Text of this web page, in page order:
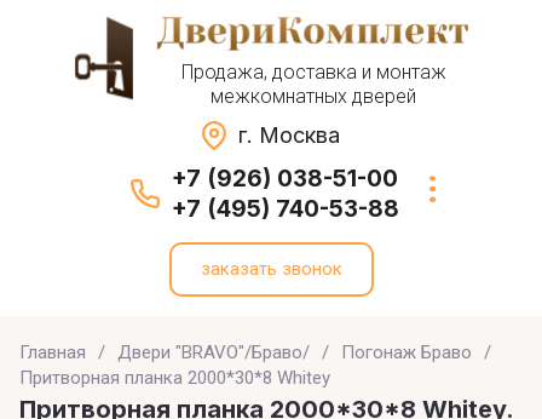
Продажа, доставка и монтаж
межкомнатных дверей
г. Москва
+7 (926) 038-51-00
+7 (495) 740-53-88
заказать звонок
Главная / Двери "BRAVO"/Браво/ / Погонаж Браво
/
Притворная планка 2000*30*8 Whitey
Притворная планка 2000*30*8 Whitey.